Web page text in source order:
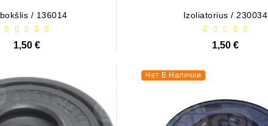
/ 136014
1,50 €
Izoliatorius / 230034
1,50 €
Нет В Наличии